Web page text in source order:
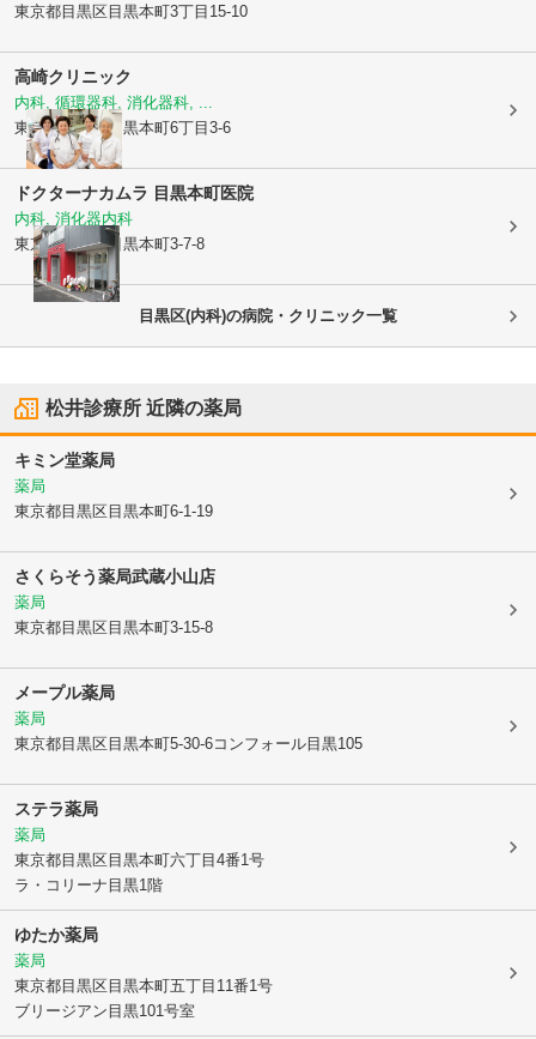
東京都目黒区目黒本町3丁目15-10
高崎クリニック
内科, 循環器科, 消化器科, ...
東京都目黒区目黒本町6丁目3-6
ドクターナカムラ 目黒本町医院
内科, 消化器内科
東京都目黒区目黒本町3-7-8
目黒区(内科)の病院・クリニック一覧
松井診療所 近隣の薬局
キミン堂薬局
薬局
東京都目黒区目黒本町6-1-19
さくらそう薬局武蔵小山店
薬局
東京都目黒区目黒本町3-15-8
メープル薬局
薬局
東京都目黒区目黒本町5-30-6コンフォール目黒105
ステラ薬局
薬局
東京都目黒区目黒本町六丁目4番1号
ラ・コリーナ目黒1階
ゆたか薬局
薬局
東京都目黒区目黒本町五丁目11番1号
ブリージアン目黒101号室